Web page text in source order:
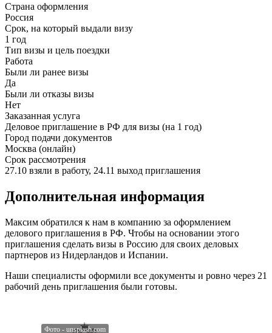
Страна оформления
Россия
Срок, на который выдали визу
1 год
Тип визы и цель поездки
Работа
Были ли ранее визы
Да
Были ли отказы визы
Нет
Заказанная услуга
Деловое приглашение в РФ для визы (на 1 год)
Город подачи документов
Москва (онлайн)
Срок рассмотрения
27.10 взяли в работу, 24.11 выход приглашения
Дополнительная информация
Максим обратился к нам в компанию за оформлением
делового приглашения в РФ. Чтобы на основании этого
приглашения сделать визы в Россию для своих деловых
партнеров из Нидерландов и Испании.
Наши специалисты оформили все документы и ровно через 21
рабочий день приглашения были готовы.